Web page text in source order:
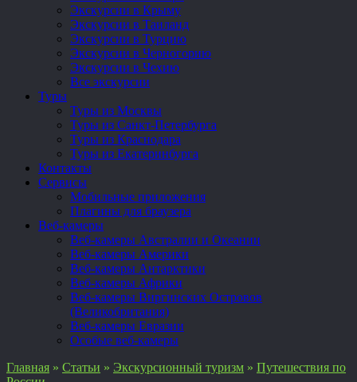
Экскурсии в Крыму
Экскурсии в Таиланд
Экскурсии в Турцию
Экскурсии в Черногорию
Экскурсии в Чехию
Все экскурсии
Туры
Туры из Москвы
Туры из Санкт-Петербурга
Туры из Краснодара
Туры из Екатеринбурга
Контакты
Сервисы
Мобильные приложения
Плагины для браузера
Веб-камеры
Веб-камеры Австралии и Океании
Веб-камеры Америки
Веб-камеры Антарктики
Веб-камеры Африки
Веб-камеры Виргинских Островов
(Великобритания)
Веб-камеры Евразии
Особые веб-камеры
Главная » Статьи » Экскурсионный туризм » Путешествия по